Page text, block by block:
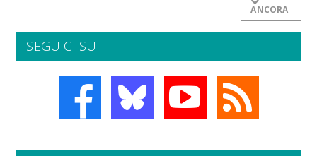
ANCORA
SEGUICI SU